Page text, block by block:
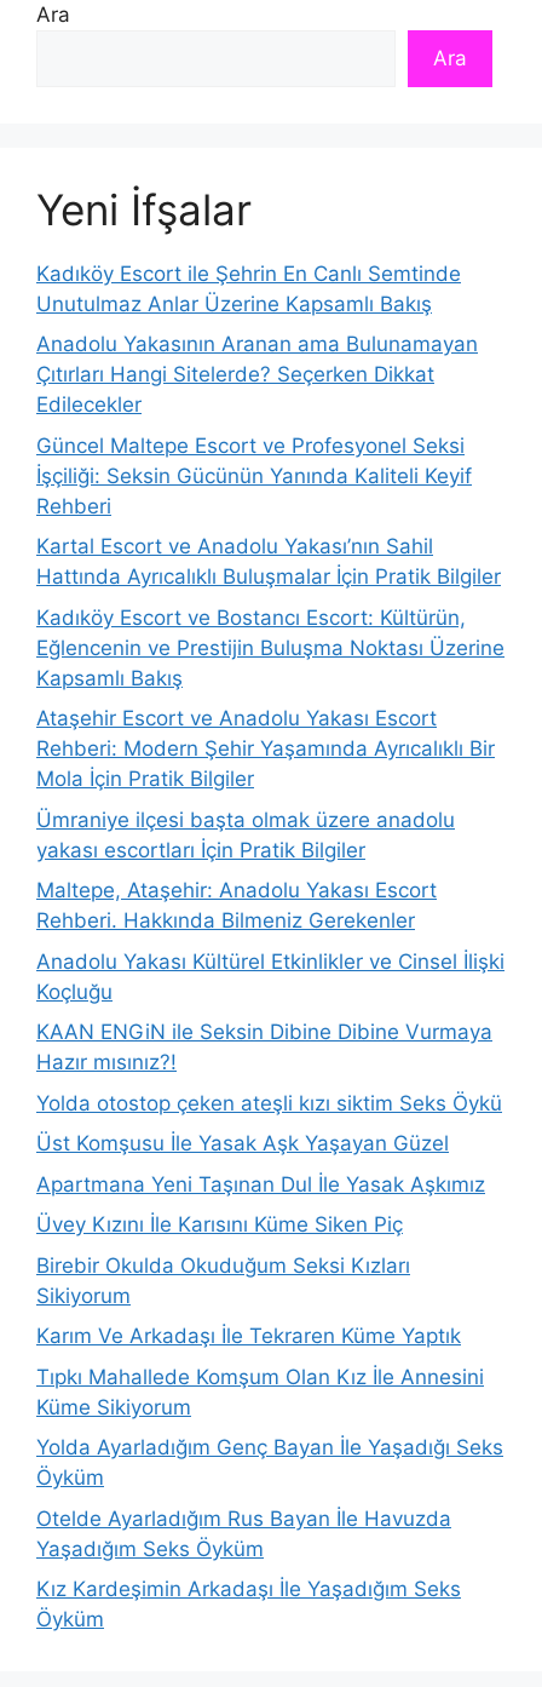
Ara
Ara
Yeni İfşalar
Kadıköy Escort ile Şehrin En Canlı Semtinde
Unutulmaz Anlar Üzerine Kapsamlı Bakış
Anadolu Yakasının Aranan ama Bulunamayan
Çıtırları Hangi Sitelerde? Seçerken Dikkat
Edilecekler
Güncel Maltepe Escort ve Profesyonel Seksi
İşçiliği: Seksin Gücünün Yanında Kaliteli Keyif
Rehberi
Kartal Escort ve Anadolu Yakası’nın Sahil
Hattında Ayrıcalıklı Buluşmalar İçin Pratik Bilgiler
Kadıköy Escort ve Bostancı Escort: Kültürün,
Eğlencenin ve Prestijin Buluşma Noktası Üzerine
Kapsamlı Bakış
Ataşehir Escort ve Anadolu Yakası Escort
Rehberi: Modern Şehir Yaşamında Ayrıcalıklı Bir
Mola İçin Pratik Bilgiler
Ümraniye ilçesi başta olmak üzere anadolu
yakası escortları İçin Pratik Bilgiler
Maltepe, Ataşehir: Anadolu Yakası Escort
Rehberi. Hakkında Bilmeniz Gerekenler
Anadolu Yakası Kültürel Etkinlikler ve Cinsel İlişki
Koçluğu
KAAN ENGiN ile Seksin Dibine Dibine Vurmaya
Hazır mısınız?!
Yolda otostop çeken ateşli kızı siktim Seks Öykü
Üst Komşusu İle Yasak Aşk Yaşayan Güzel
Apartmana Yeni Taşınan Dul İle Yasak Aşkımız
Üvey Kızını İle Karısını Küme Siken Piç
Birebir Okulda Okuduğum Seksi Kızları
Sikiyorum
Karım Ve Arkadaşı İle Tekraren Küme Yaptık
Tıpkı Mahallede Komşum Olan Kız İle Annesini
Küme Sikiyorum
Yolda Ayarladığım Genç Bayan İle Yaşadığı Seks
Öyküm
Otelde Ayarladığım Rus Bayan İle Havuzda
Yaşadığım Seks Öyküm
Kız Kardeşimin Arkadaşı İle Yaşadığım Seks
Öyküm